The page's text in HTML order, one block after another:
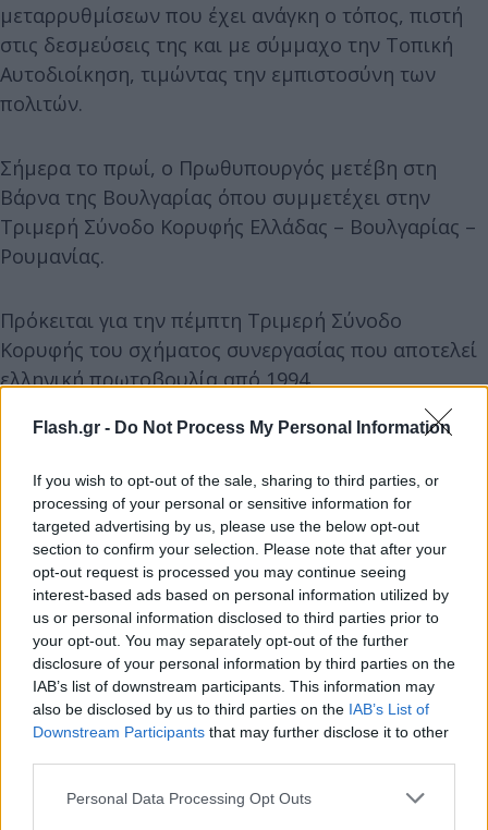
Flash.gr - Do Not Process My Personal Information
If you wish to opt-out of the sale, sharing to third parties, or
processing of your personal or sensitive information for
targeted advertising by us, please use the below opt-out
section to confirm your selection. Please note that after your
opt-out request is processed you may continue seeing
interest-based ads based on personal information utilized by
us or personal information disclosed to third parties prior to
your opt-out. You may separately opt-out of the further
disclosure of your personal information by third parties on the
IAB’s list of downstream participants. This information may
also be disclosed by us to third parties on the IAB’s List of
Downstream Participants that may further disclose it to other
Please note that this website/app uses one or more Google
Personal Data Processing Opt Outs
μεταρρυθμίσεων που έχει ανάγκη ο τόπος, πιστή
στις δεσμεύσεις της και με σύμμαχο την Τοπική
Αυτοδιοίκηση, τιμώντας την εμπιστοσύνη των
πολιτών.
Σήμερα το πρωί, ο Πρωθυπουργός μετέβη στη
Βάρνα της Βουλγαρίας όπου συμμετέχει στην
Τριμερή Σύνοδο Κορυφής Ελλάδας – Βουλγαρίας –
Ρουμανίας.
Πρόκειται για την πέμπτη Τριμερή Σύνοδο
Κορυφής του σχήματος συνεργασίας που αποτελεί
ελληνική πρωτοβουλία από 1994.
Η Τριμερής Σύνοδος Κορυφής με κύρια θέματα την
ενεργειακή συνεργασία και τη συνδεσιμότητα,
αναδεικνύει τον κομβικό ρόλο της Ελλάδας ως
πυλώνα σταθερότητας και ασφάλειας, αλλά και ως
παρόχου ενεργειακής ασφάλειας στη Βαλκανική.
Ο Πρωθυπουργός αναμένεται να αναδείξει τον
στρατηγικό ρόλο της Αλεξανδρούπολης, ως
στρατιωτικού, εμπορικού και ενεργειακού κόμβου,
ενώ η ελληνική πλευρά εξετάζει τον ρόλο που θα
μπορούσε να διαδραματίσουν τα λιμάνια της
Αλεξανδρούπολης και της Θεσσαλονίκης στην
εξαγωγή των ουκρανικών σιτηρών και προϊόντων